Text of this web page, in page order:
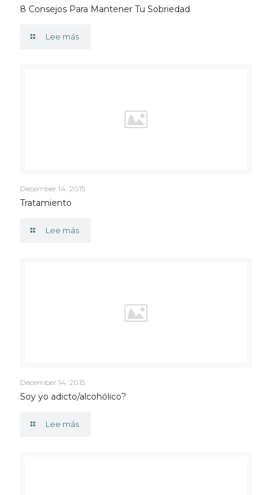
8 Consejos Para Mantener Tu Sobriedad
Lee más
December 14, 2015
Tratamiento
Lee más
December 14, 2015
Soy yo adicto/alcohólico?
Lee más